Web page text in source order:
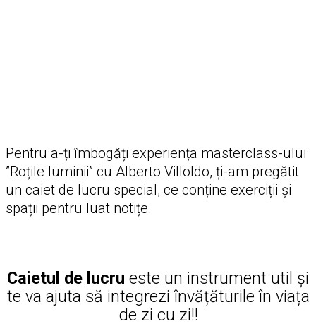
Pentru a-ți îmbogăți experiența masterclass-ului
”Roțile luminii” cu Alberto Villoldo, ți-am pregătit
un caiet de lucru special, ce conține exerciții și
spații pentru luat notițe.
Caietul de lucru este un instrument util și
te va ajuta să integrezi învățăturile în viața
de zi cu zi!!